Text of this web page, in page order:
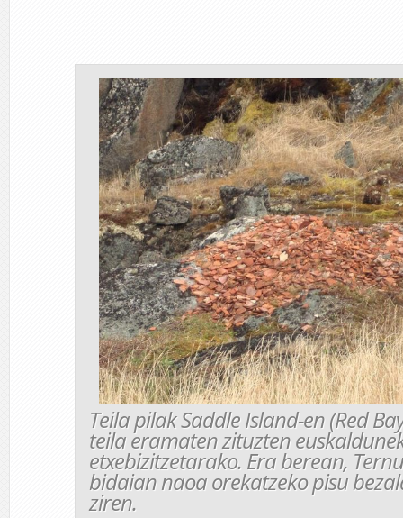
Teila pilak Saddle Island-en (Red
teila eramaten zituzten
etxebizitzetarako. Era berean,
bidaian naoa orekatzeko pisu
ziren.